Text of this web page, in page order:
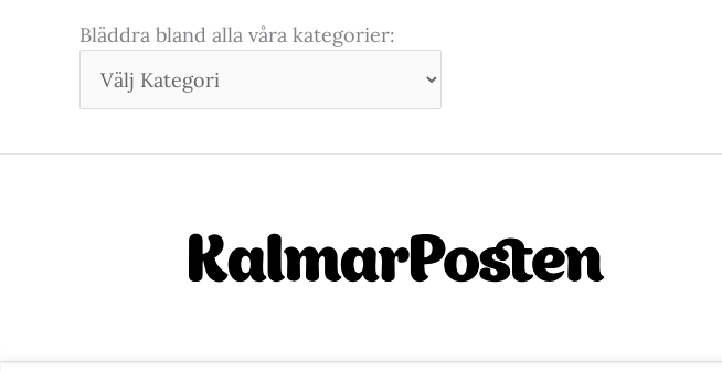
Bläddra bland alla våra kategorier: